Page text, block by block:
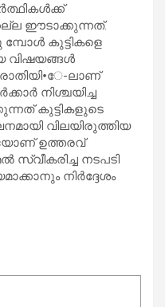
ഈടാക്കുന്നത്.
മ്പോൾ കുട്ടികളെ
വിഷയങ്ങൾ
ലാണ്
നിശ്ചയിച്ച
കുട്ടികളുടെ
വിലയിരുത്തിയ
ഉത്തരവ്
സ്വീകരിച്ച നടപടി
നിർദ്ദേശം